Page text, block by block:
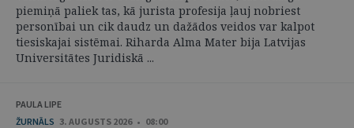
piemiņā paliek tas, kā jurista profesija ļauj nobriest
personībai un cik daudz un dažādos veidos var kalpot
tiesiskajai sistēmai. Riharda Alma Mater bija Latvijas
Universitātes Juridiskā ...
PAULA LIPE
ŽURNĀLS 3. AUGUSTS 2026 • 08:00